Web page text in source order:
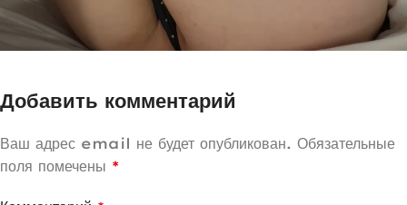
Добавить комментарий
Ваш адрес email не будет опубликован. Обязательные
поля помечены *